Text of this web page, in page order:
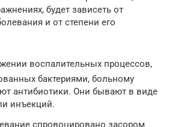
будет зависеть от
и от степени его
воспалительных процессов,
бактериями, больному
антибиотики. Они бывают в виде
инъекций.
спровоцировано засором